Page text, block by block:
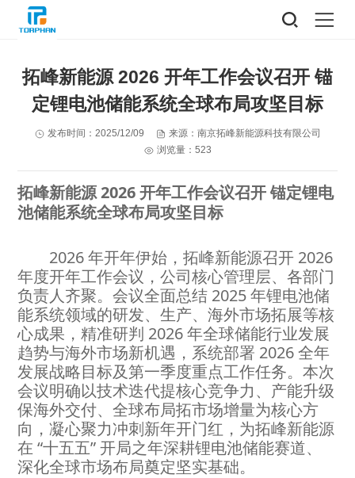
拓峰新能源 2026 开年工作会议召开 锚
定锂电池储能系统全球布局攻坚目标
发布时间：2025/12/09
来源：南京拓峰新能源科技有限公司
浏览量：523
拓峰新能源 2026 开年工作会议召开 锚定锂电
池储能系统全球布局攻坚目标
2026 年开年伊始，拓峰新能源召开 2026
年度开年工作会议，公司核心管理层、各部门
负责人齐聚。会议全面总结 2025 年锂电池储
能系统领域的研发、生产、海外市场拓展等核
心成果，精准研判 2026 年全球储能行业发展
趋势与海外市场新机遇，系统部署 2026 全年
发展战略目标及第一季度重点工作任务。本次
会议明确以技术迭代提核心竞争力、产能升级
保海外交付、全球布局拓市场增量为核心方
向，凝心聚力冲刺新年开门红，为拓峰新能源
在 “十五五” 开局之年深耕锂电池储能赛道、
深化全球市场布局奠定坚实基础。